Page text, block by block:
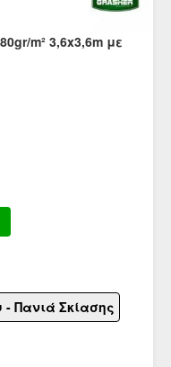
m² 3,6x3,6m με
Πανιά Σκίασης